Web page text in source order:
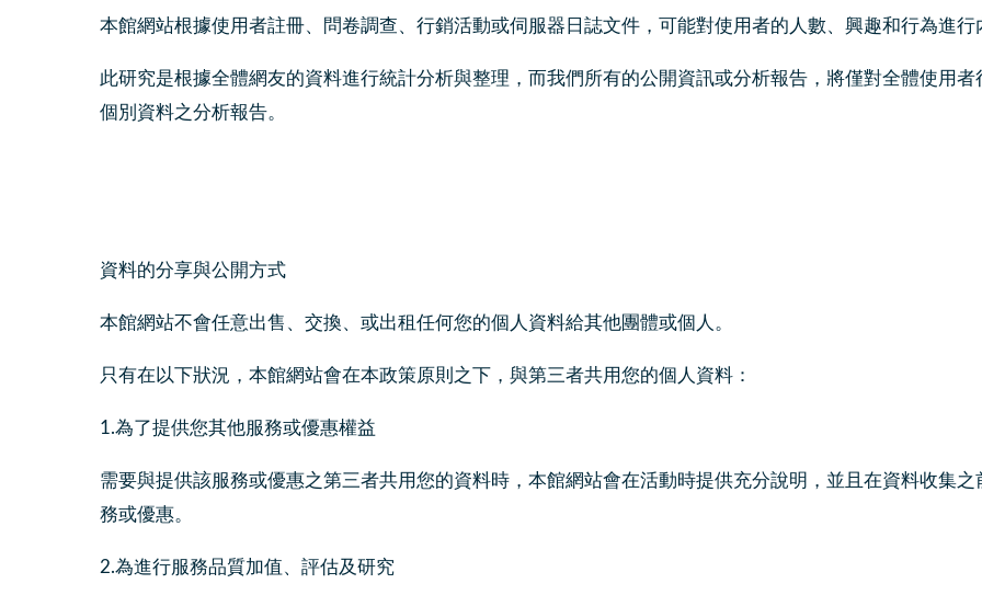
本館網站根據使用者註冊、問卷調查、行銷活動或伺服器日誌文件，可能對使用者的人數、興趣和行為進行
此研究是根據全體網友的資料進行統計分析與整理，而我們所有的公開資訊或分析報告，將僅對全體使用
個別資料之分析報告。
資料的分享與公開方式
本館網站不會任意出售、交換、或出租任何您的個人資料給其他團體或個人。
只有在以下狀況，本館網站會在本政策原則之下，與第三者共用您的個人資料：
1.為了提供您其他服務或優惠權益
需要與提供該服務或優惠之第三者共用您的資料時，本館網站會在活動時提供充分說明，並且在資料收集
務或優惠。
2.為進行服務品質加值、評估及研究